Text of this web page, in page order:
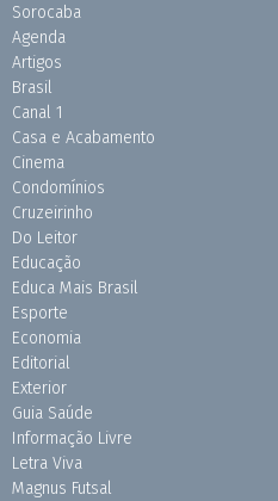
Sorocaba
Agenda
Artigos
Brasil
Canal 1
Casa e Acabamento
Cinema
Condomínios
Cruzeirinho
Do Leitor
Educação
Educa Mais Brasil
Esporte
Economia
Editorial
Exterior
Guia Saúde
Informação Livre
Letra Viva
Magnus Futsal